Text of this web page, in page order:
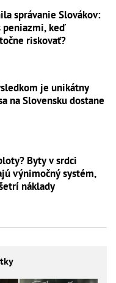
správanie Slovákov:
peniazmi, keď
riskovať?
je unikátny
na Slovensku dostane
Byty v srdci
výnimočný systém,
náklady